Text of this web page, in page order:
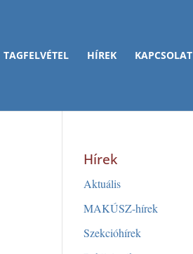
TAGFELVÉTEL HÍREK KAPCSOLAT
Hírek
Aktuális
MAKÚSZ-hírek
Szekcióhírek